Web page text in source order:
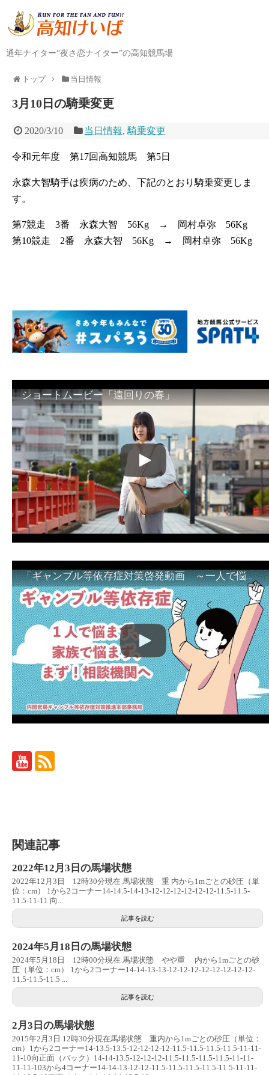
通年ナイター“夜さ恋ナイター”の高知競馬場
トップ 当日情報
3月10日の騎乗変更
2020/3/10 当日情報,騎乗変更
令和元年度 第17回高知競馬 第5日
永森大智騎手は疾病のため、下記のとおり騎乗変更しま
す。
第7競走 3番 永森大智 56Kg → 岡村卓弥 56Kg
第10競走 2番 永森大智 56Kg → 岡村卓弥 56Kg
ショートムービー「遠回りの春」
「ギャンブル等依存症対策啓発動画 ～一人で悩まず、家族で悩まず、まず！相談機関へ～」
関連記事
2022年12月3日の馬場状態
2022年12月3日 12時30分現在 馬場状態 重 内から1mごとの砂圧（単
位：cm） 1から2コーナー14-14.5-14-13-12-12-12-12-12-12-11.5-11.5-
11.5-11-11 向...
記事を読む
2024年5月18日の馬場状態
2024年5月18日 12時00分現在 馬場状態 やや重 内から1mごとの砂
圧（単位：cm） 1から2コーナー14-14-13-13-12-12-12-12-12-12-12-12-
11.5-11.5-11.5 ...
記事を読む
2月3日の馬場状態
2015年2月3日 12時30分現在馬場状態 重内から1mごとの砂圧（単位：
cm）1から2コーナー14-13.5-13.5-12-12-12-12-11.5-11.5-11.5-11.5-11-11-
11-10向正面（バック）14-14-13.5-12-12-12-11.5-11.5-11.5-11.5-11-11-
11-11-103から4コーナー14-14-13-12-12-11.5-11.5-11.5-11.5-11.5-11-11-